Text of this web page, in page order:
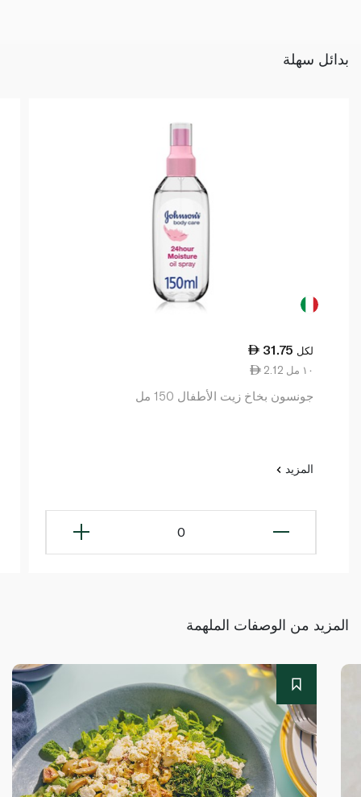
بدائل سهلة
31.75 لكل
2.12 ١٠ مل
جونسون بخاخ زيت الأطفال 150 مل
المزيد
0
المزيد من الوصفات الملهمة